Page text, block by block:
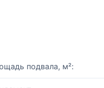
подвала, м²: